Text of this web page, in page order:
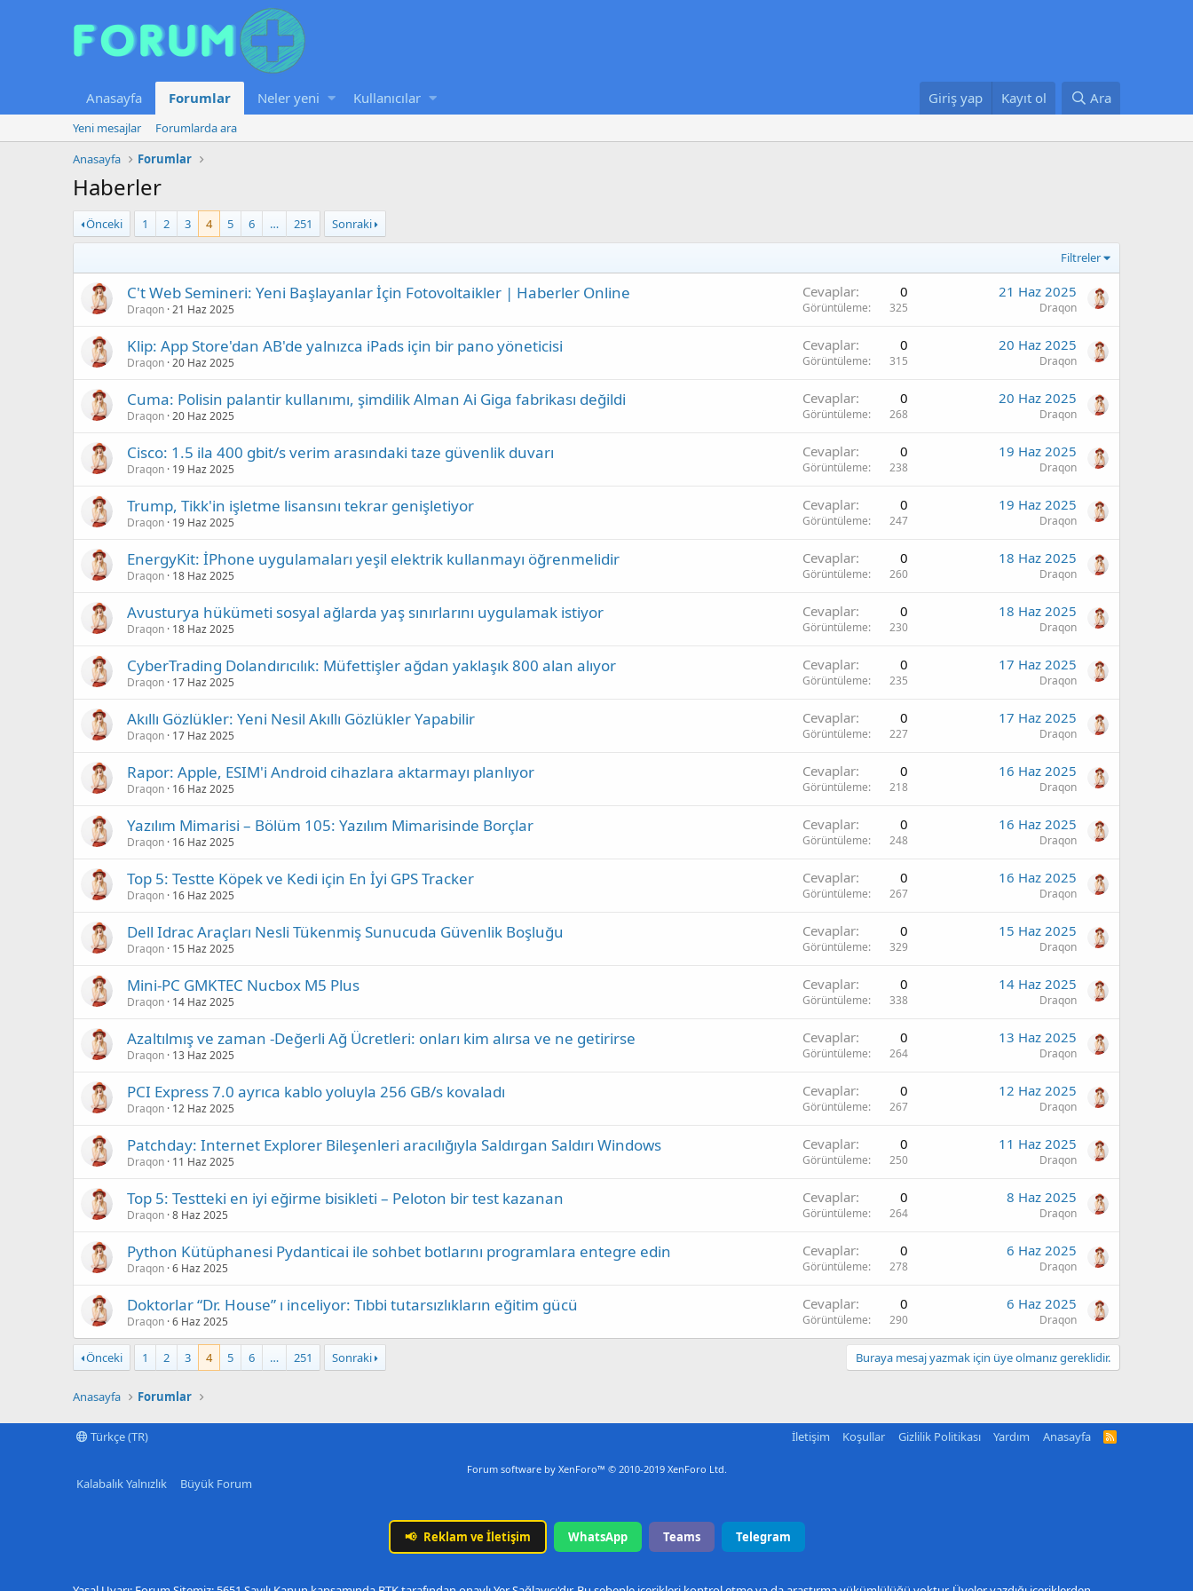
Anasayfa Forumlar Neler yeni Kullanıcılar Giriş yap Kayıt ol Ara
Yeni mesajlar
Forumlarda ara
Anasayfa
Forumlar
Haberler
Önceki 1 2 3 4 5 6 … 251 Sonraki
Filtreler
C't Web Semineri: Yeni Başlayanlar İçin Fotovoltaikler | Haberler Online
Draqon 21 Haz 2025
Cevaplar 0
Görüntüleme 325
21 Haz 2025
Draqon
Klip: App Store'dan AB'de yalnızca iPads için bir pano yöneticisi
Draqon 20 Haz 2025
Cevaplar 0
Görüntüleme 315
20 Haz 2025
Draqon
Cuma: Polisin palantir kullanımı, şimdilik Alman Ai Giga fabrikası değildi
Draqon 20 Haz 2025
Cevaplar 0
Görüntüleme 268
20 Haz 2025
Draqon
Cisco: 1.5 ila 400 gbit/s verim arasındaki taze güvenlik duvarı
Draqon 19 Haz 2025
Cevaplar 0
Görüntüleme 238
19 Haz 2025
Draqon
Trump, Tikk'in işletme lisansını tekrar genişletiyor
Draqon 19 Haz 2025
Cevaplar 0
Görüntüleme 247
19 Haz 2025
Draqon
EnergyKit: İPhone uygulamaları yeşil elektrik kullanmayı öğrenmelidir
Draqon 18 Haz 2025
Cevaplar 0
Görüntüleme 260
18 Haz 2025
Draqon
Avusturya hükümeti sosyal ağlarda yaş sınırlarını uygulamak istiyor
Draqon 18 Haz 2025
Cevaplar 0
Görüntüleme 230
18 Haz 2025
Draqon
CyberTrading Dolandırıcılık: Müfettişler ağdan yaklaşık 800 alan alıyor
Draqon 17 Haz 2025
Cevaplar 0
Görüntüleme 235
17 Haz 2025
Draqon
Akıllı Gözlükler: Yeni Nesil Akıllı Gözlükler Yapabilir
Draqon 17 Haz 2025
Cevaplar 0
Görüntüleme 227
17 Haz 2025
Draqon
Rapor: Apple, ESIM'i Android cihazlara aktarmayı planlıyor
Draqon 16 Haz 2025
Cevaplar 0
Görüntüleme 218
16 Haz 2025
Draqon
Yazılım Mimarisi – Bölüm 105: Yazılım Mimarisinde Borçlar
Draqon 16 Haz 2025
Cevaplar 0
Görüntüleme 248
16 Haz 2025
Draqon
Top 5: Testte Köpek ve Kedi için En İyi GPS Tracker
Draqon 16 Haz 2025
Cevaplar 0
Görüntüleme 267
16 Haz 2025
Draqon
Dell Idrac Araçları Nesli Tükenmiş Sunucuda Güvenlik Boşluğu
Draqon 15 Haz 2025
Cevaplar 0
Görüntüleme 329
15 Haz 2025
Draqon
Mini-PC GMKTEC Nucbox M5 Plus
Draqon 14 Haz 2025
Cevaplar 0
Görüntüleme 338
14 Haz 2025
Draqon
Azaltılmış ve zaman -Değerli Ağ Ücretleri: onları kim alırsa ve ne getirirse
Draqon 13 Haz 2025
Cevaplar 0
Görüntüleme 264
13 Haz 2025
Draqon
PCI Express 7.0 ayrıca kablo yoluyla 256 GB/s kovaladı
Draqon 12 Haz 2025
Cevaplar 0
Görüntüleme 267
12 Haz 2025
Draqon
Patchday: Internet Explorer Bileşenleri aracılığıyla Saldırgan Saldırı Windows
Draqon 11 Haz 2025
Cevaplar 0
Görüntüleme 250
11 Haz 2025
Draqon
Top 5: Testteki en iyi eğirme bisikleti – Peloton bir test kazanan
Draqon 8 Haz 2025
Cevaplar 0
Görüntüleme 264
8 Haz 2025
Draqon
Python Kütüphanesi Pydanticai ile sohbet botlarını programlara entegre edin
Draqon 6 Haz 2025
Cevaplar 0
Görüntüleme 278
6 Haz 2025
Draqon
Doktorlar “Dr. House” ı inceliyor: Tıbbi tutarsızlıkların eğitim gücü
Draqon 6 Haz 2025
Cevaplar 0
Görüntüleme 290
6 Haz 2025
Draqon
Önceki 1 2 3 4 5 6 … 251 Sonraki Buraya mesaj yazmak için üye olmanız gereklidir.
Anasayfa Forumlar
Türkçe (TR) İletişim Koşullar Gizlilik Politikası Yardım Anasayfa
R
Forum software by XenForo™ © 2010-2019 XenForo Ltd.
Kalabalık Yalnızlık Büyük Forum
📢 Reklam ve İletişim WhatsApp Teams Telegram